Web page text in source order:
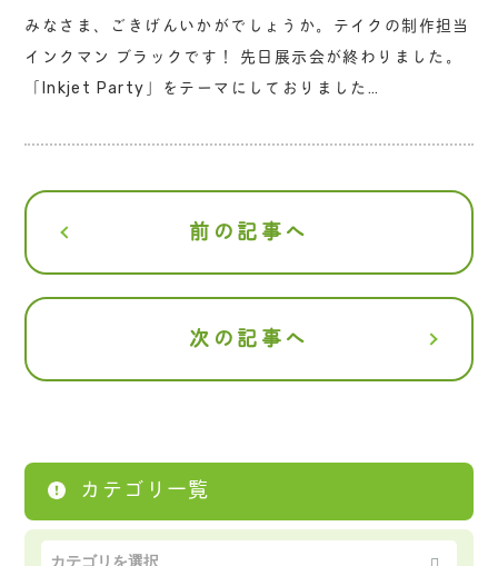
みなさま、ごきげんいかがでしょうか。テイクの制作担当
インクマン ブラックです！ 先日展示会が終わりました。
「Inkjet Party」をテーマにしておりました…
前の記事へ
次の記事へ
カテゴリ一覧